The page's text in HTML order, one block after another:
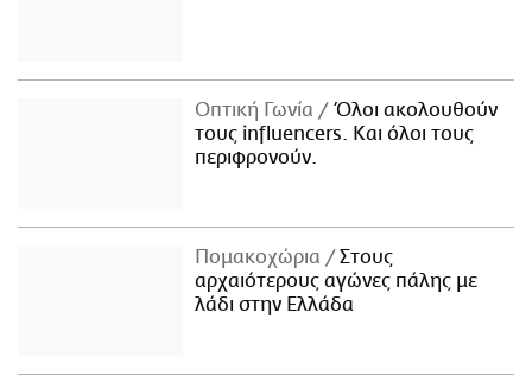
Οπτική Γωνία
Όλοι ακολουθούν
τους influencers. Και όλοι τους
περιφρονούν.
Πομακοχώρια
Στους
αρχαιότερους αγώνες πάλης με
λάδι στην Ελλάδα